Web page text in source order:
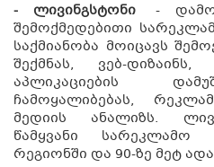
- ლივინგსტონი -
შემოქმედებითი
საქმიანობა მოიცავს
შექმნას, ვებ-
აპლიკაციების
ჩამოყალიბებას,
მედიის ანალიზს.
წამყვანი სარეკლამო
რეგიონში და 90-ზე მეტ